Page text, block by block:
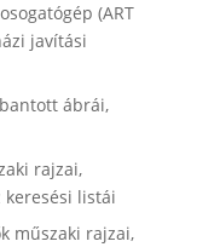
(ART
javítási
ábrái,
rajzai,
listái
műszaki rajzai,